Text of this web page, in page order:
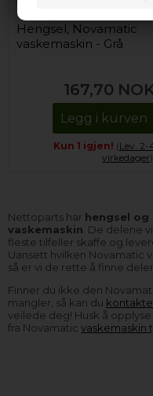
Hengsel, Novamatic
vaskemaskin - Grå
167,70
Legg i kurven
Kun 1 igjen! (Lev. 2-
virkedager).
Nettoparts har hengsel
vaskemaskin . De delene
fleste tilfeller skaffe og
Uansett hvilken Novamatic
så er vi de rette å finne
Finner du ikke den
mangler, så kan du kontakte
veilede deg! Husk å
fra Novamatic vaskemaskin